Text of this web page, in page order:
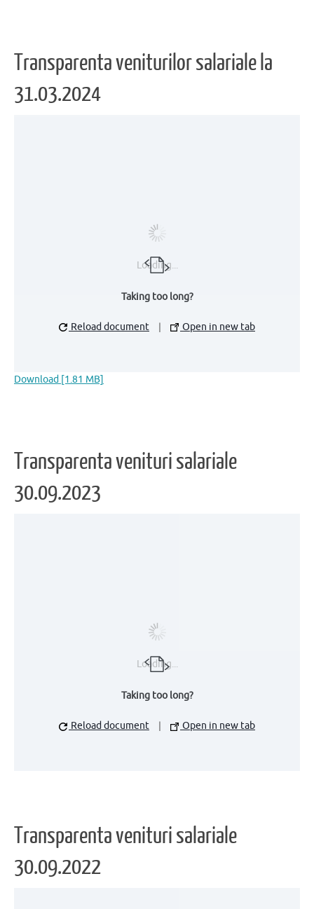
Transparenta veniturilor salariale la
31.03.2024
Loading...
Taking too long?
Reload document | Open in new tab
Download [1.81 MB]
Transparenta venituri salariale
30.09.2023
Loading...
Taking too long?
Reload document | Open in new tab
Transparenta venituri salariale
30.09.2022